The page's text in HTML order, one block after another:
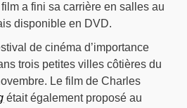
a fini sa carrière en salles au
disponible en DVD.
de cinéma d’importance
trois petites villes côtières du
Le film de Charles
était également proposé au